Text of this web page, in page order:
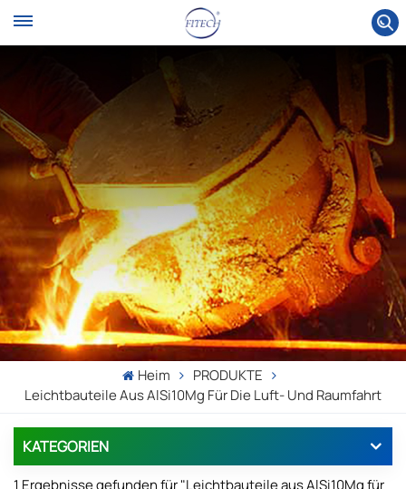
Heim
PRODUKTE
Leichtbauteile Aus AlSi10Mg Für Die Luft- Und Raumfahrt
KATEGORIEN
1 Ergebnisse gefunden für "Leichtbauteile aus AlSi10Mg für